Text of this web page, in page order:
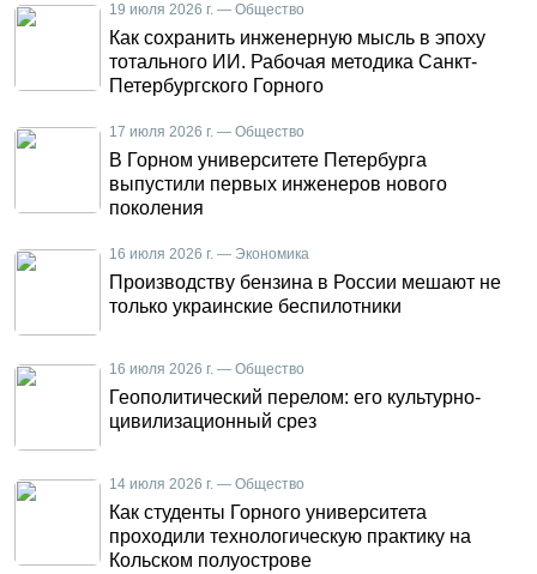
19 июля 2026 г. — Общество
Как сохранить инженерную мысль в эпоху
тотального ИИ. Рабочая методика Санкт-
Петербургского Горного
17 июля 2026 г. — Общество
В Горном университете Петербурга
выпустили первых инженеров нового
поколения
16 июля 2026 г. — Экономика
Производству бензина в России мешают не
только украинские беспилотники
16 июля 2026 г. — Общество
Геополитический перелом: его культурно-
цивилизационный срез
14 июля 2026 г. — Общество
Как студенты Горного университета
проходили технологическую практику на
Кольском полуострове